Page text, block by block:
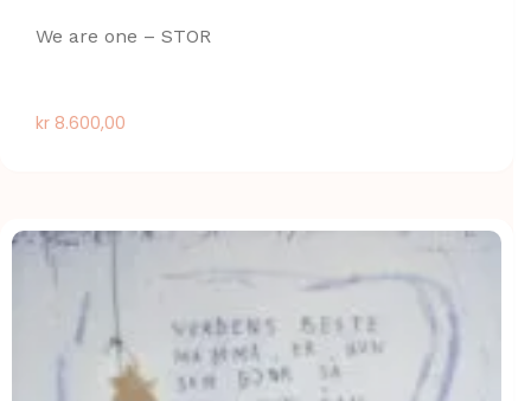
We are one – STOR
kr 8.600,00